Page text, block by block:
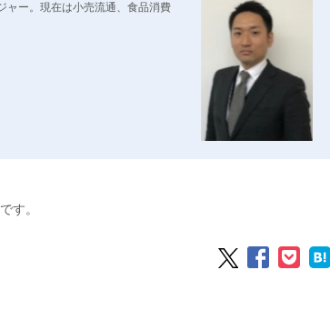
ャー。現在は小売流通、食品消費
す。